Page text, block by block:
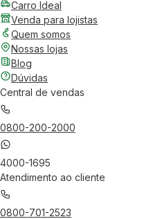
Carro Ideal
Venda para lojistas
Quem somos
Nossas lojas
Blog
Dúvidas
Central de vendas
0800-200-2000
4000-1695
Atendimento ao cliente
0800-701-2523